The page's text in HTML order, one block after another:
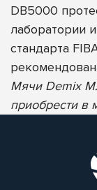
DB5000
лаборатории
стандарта
Мячи Demix
приобрести в